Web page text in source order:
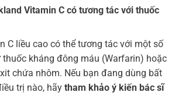
Vitamin C có tương tác với thuốc
C liều cao có thể tương tác với một số
thuốc kháng đông máu (Warfarin) hoặc
chứa nhôm. Nếu bạn đang dùng bất
trị nào, hãy tham khảo ý kiến bác sĩ